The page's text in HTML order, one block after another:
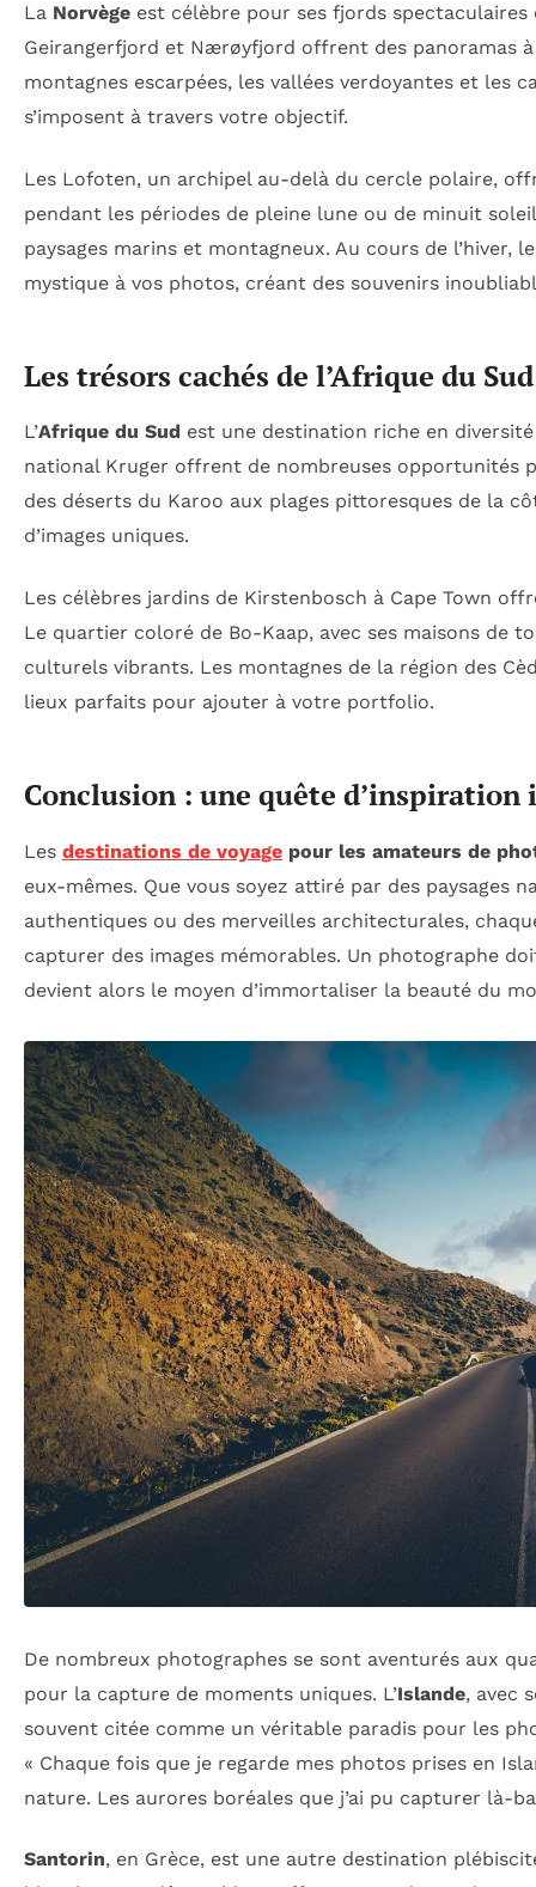
La Norvège est célèbre pour ses fjords
Geirangerfjord et Nærøyfjord offrent des panoramas
montagnes escarpées, les vallées verdoyantes et les
s’imposent à travers votre objectif.
Les Lofoten, un archipel au-delà du cercle polaire,
pendant les périodes de pleine lune ou de minuit
paysages marins et montagneux. Au cours de
mystique à vos photos, créant des souvenirs
Les trésors cachés de l’Afrique du Sud
L’Afrique du Sud est une destination riche en
national Kruger offrent de nombreuses opportunités
des déserts du Karoo aux plages pittoresques de la
d’images uniques.
Les célèbres jardins de Kirstenbosch à Cape Town
Le quartier coloré de Bo-Kaap, avec ses maisons de
culturels vibrants. Les montagnes de la région des
lieux parfaits pour ajouter à votre portfolio.
Conclusion : une quête
Les destinations de voyage pour les amateurs de
eux-mêmes. Que vous soyez attiré par des paysages
authentiques ou des merveilles architecturales,
capturer des images mémorables. Un photographe
devient alors le moyen d’immortaliser la beauté du
De nombreux photographes se sont aventurés aux
pour la capture de moments uniques. L’Islande, avec
souvent citée comme un véritable paradis pour les
« Chaque fois que je regarde mes photos prises en
nature. Les aurores boréales que j’ai pu capturer là-
Santorin, en Grèce, est une autre destination